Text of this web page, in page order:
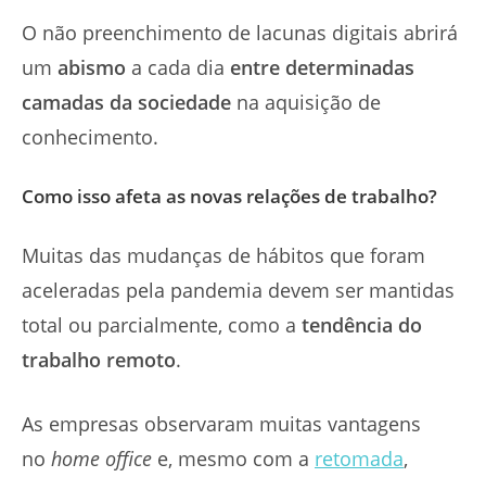
O não preenchimento de lacunas digitais abrirá
um abismo a cada dia entre determinadas
camadas da sociedade na aquisição de
conhecimento.
Como isso afeta as novas relações de trabalho?
Muitas das mudanças de hábitos que foram
aceleradas pela pandemia devem ser mantidas
total ou parcialmente, como a tendência do
trabalho remoto.
As empresas observaram muitas vantagens
no home office e, mesmo com a retomada,